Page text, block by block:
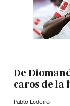
De
caros de la
Pablo Lodeiro